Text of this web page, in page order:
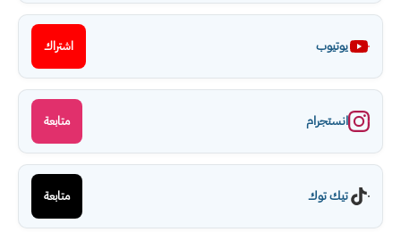
يوتيوب اشتراك
انستجرام متابعة
تيك توك متابعة